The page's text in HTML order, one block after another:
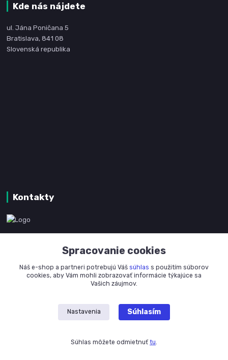
Kde nás nájdete
ul. Jána Poničana 5
Bratislava, 841 08
Slovenská republika
Kontakty
+421 905 327 801
(Po-Pia, 8-16 hod.)
Spracovanie cookies
Náš e-shop a partneri potrebujú Váš súhlas s použitím súborov
cookies, aby Vám mohli zobrazovať informácie týkajúce sa
Vašich záujmov.
Nastavenia Súhlasím
Súhlas môžete odmietnuť tu.